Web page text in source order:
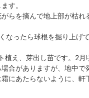
す。
らを摘んで地上部が枯れ
なったら球根を掘り上げ
植え、芽出し苗です。2月
合がありますが、地中で
にあたらないように、軒